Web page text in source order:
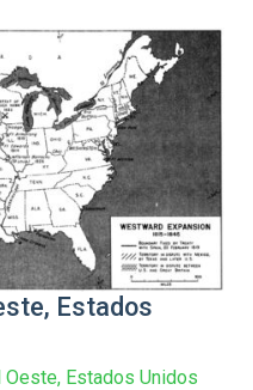
Estados
Estados Unidos